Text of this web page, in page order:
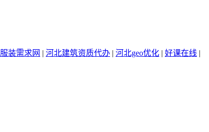
服装需求网 | 河北建筑资质代办 | 河北geo优化 | 好课在线 |